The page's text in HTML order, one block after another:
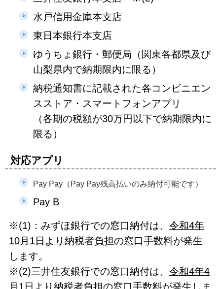
水戸信用金庫本支店
東日本銀行本支店
ゆうちょ銀行・郵便局（関東各都県及び
山梨県内で納期限内に限る）
納税通知書に記載された各コンビニエン
スストア・スマートフォンアプリ
（各期の税額が30万円以下で納期限内に
限る）
対応アプリ
Pay Pay（Pay Pay残高払いのみ納付可能です）
Pay B
※(1)：みずほ銀行での窓口納付は、 令和4年
10月1日より 納税者負担の窓口手数料が発生
します。
※(2)三井住友銀行での窓口納付は、 令和4年4
月1日より 納税者負担の窓口手数料が発生しま